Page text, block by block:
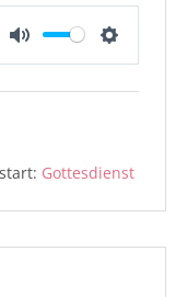
Mute Settings
Gottesdienst